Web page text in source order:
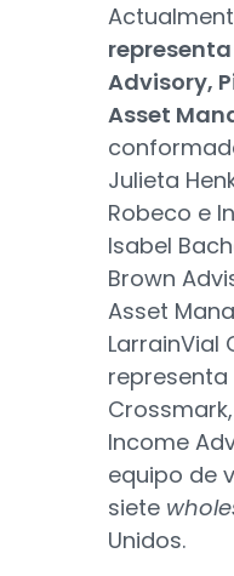
representa
Advisory,
Asset
Julieta
Robeco e
Isabel
Brown
Asset
LarrainVial
representa
Income
equipo de
siete
Unidos.